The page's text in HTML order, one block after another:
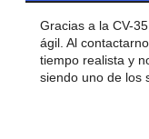
Gracias a la CV-
ágil. Al
tiempo realista y
siendo uno de los